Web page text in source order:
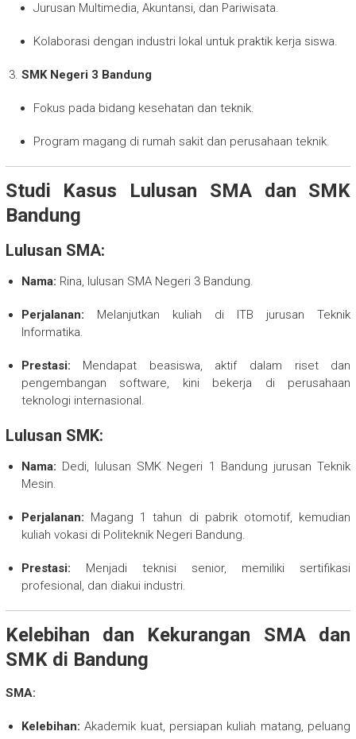
Jurusan Multimedia, Akuntansi, dan Pariwisata.
Kolaborasi dengan industri lokal untuk praktik kerja siswa.
SMK Negeri 3 Bandung
Fokus pada bidang kesehatan dan teknik.
Program magang di rumah sakit dan perusahaan teknik.
Studi Kasus Lulusan SMA dan SMK
Bandung
Lulusan SMA:
Nama: Rina, lulusan SMA Negeri 3 Bandung.
Perjalanan: Melanjutkan kuliah di ITB jurusan Teknik
Informatika.
Prestasi: Mendapat beasiswa, aktif dalam riset dan
pengembangan software, kini bekerja di perusahaan
teknologi internasional.
Lulusan SMK:
Nama: Dedi, lulusan SMK Negeri 1 Bandung jurusan Teknik
Mesin.
Perjalanan: Magang 1 tahun di pabrik otomotif, kemudian
kuliah vokasi di Politeknik Negeri Bandung.
Prestasi: Menjadi teknisi senior, memiliki sertifikasi
profesional, dan diakui industri.
Kelebihan dan Kekurangan SMA dan
SMK di Bandung
SMA:
Kelebihan: Akademik kuat, persiapan kuliah matang, peluang